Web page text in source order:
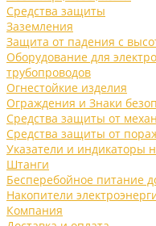
Средства защиты
Заземления
Защита от падения с
Оборудование для
трубопроводов
Огнестойкие изделия
Ограждения и Знаки
Средства защиты от
Средства защиты от
Указатели и индикаторы
Штанги
Бесперебойное питание
Накопители
Компания